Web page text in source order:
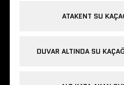
ATAKENT SU
DUVAR ALTINDA SU